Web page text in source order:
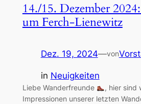
14./15. Dezember
um Ferch-Lienewitz
Dez. 19, 2024—von
in Neuigkeiten
Liebe Wanderfreunde
, hier sind
Impressionen unserer letzten